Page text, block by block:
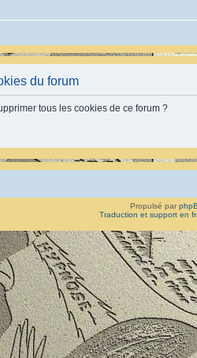
du forum
tous les cookies de ce forum ?
Propulsé par
Traduction et support en